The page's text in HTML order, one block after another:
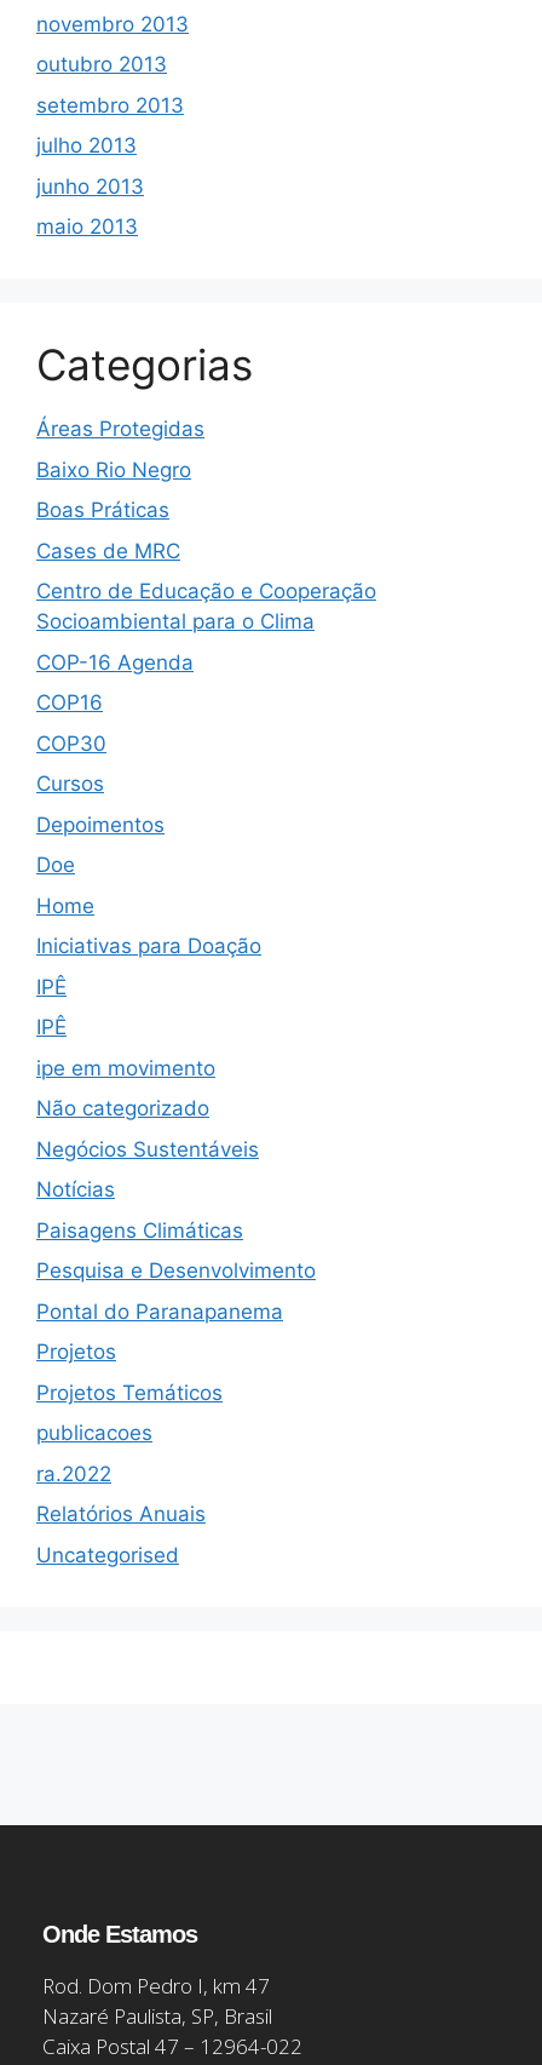
novembro 2013
outubro 2013
setembro 2013
julho 2013
junho 2013
maio 2013
Categorias
Áreas Protegidas
Baixo Rio Negro
Boas Práticas
Cases de MRC
Centro de Educação e Cooperação
Socioambiental para o Clima
COP-16 Agenda
COP16
COP30
Cursos
Depoimentos
Doe
Home
Iniciativas para Doação
IPÊ
IPÊ
ipe em movimento
Não categorizado
Negócios Sustentáveis
Notícias
Paisagens Climáticas
Pesquisa e Desenvolvimento
Pontal do Paranapanema
Projetos
Projetos Temáticos
publicacoes
ra.2022
Relatórios Anuais
Uncategorised
Onde Estamos
Rod. Dom Pedro I, km 47
Nazaré Paulista, SP, Brasil
Caixa Postal 47 – 12964-022